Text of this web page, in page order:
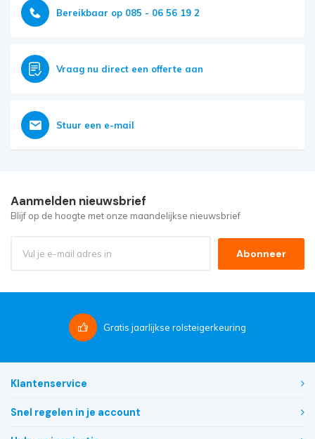
Bereikbaar op 085 - 06 56 19 2
Vraag nu direct een offerte aan
Stuur een e-mail
Aanmelden nieuwsbrief
Blijf op de hoogte met onze maandelijkse nieuwsbrief
Abonneer
Gratis jaarlijkse rolsteigerkeuring
Klantenservice
Snel regelen in je account